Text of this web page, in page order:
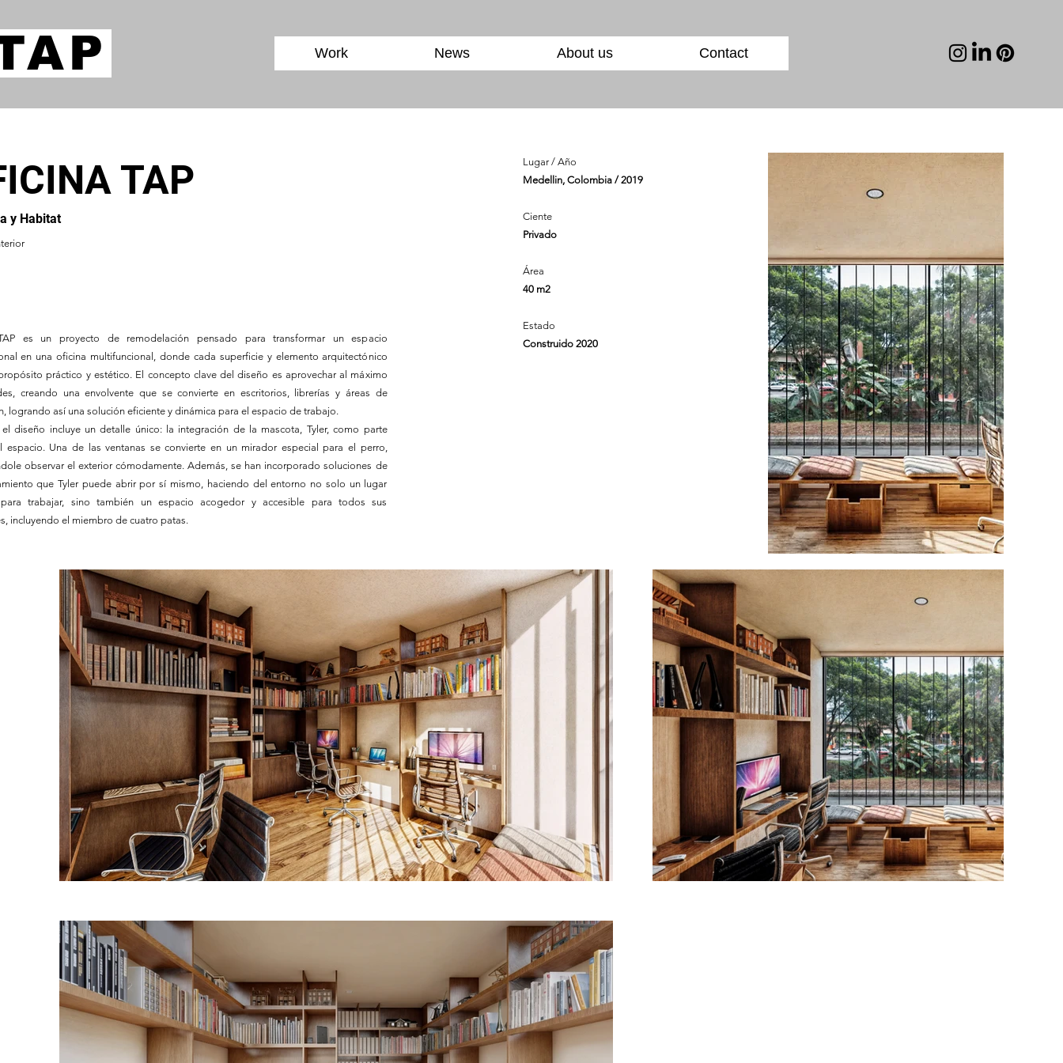
Work News About us Contact
TAP
y Habitat
es un proyecto de remodelación pensado para transformar un espacio
en una oficina multifuncional, donde cada superficie y elemento arquitectónico
práctico y estético. El concepto clave del diseño es aprovechar al máximo
creando una envolvente que se convierte en escritorios, librerías y áreas de
logrando así una solución eficiente y dinámica para el espacio de trabajo.
el diseño incluye un detalle único: la integración de la mascota, Tyler, como parte
espacio. Una de las ventanas se convierte en un mirador especial para el perro,
observar el exterior cómodamente. Además, se han incorporado soluciones de
que Tyler puede abrir por sí mismo, haciendo del entorno no solo un lugar
trabajar, sino también un espacio acogedor y accesible para todos sus
incluyendo el miembro de cuatro patas.
Lugar / Año
Medellin, Colombia / 2019
Ciente
Privado
Área
40 m2
Estado
Construido 2020